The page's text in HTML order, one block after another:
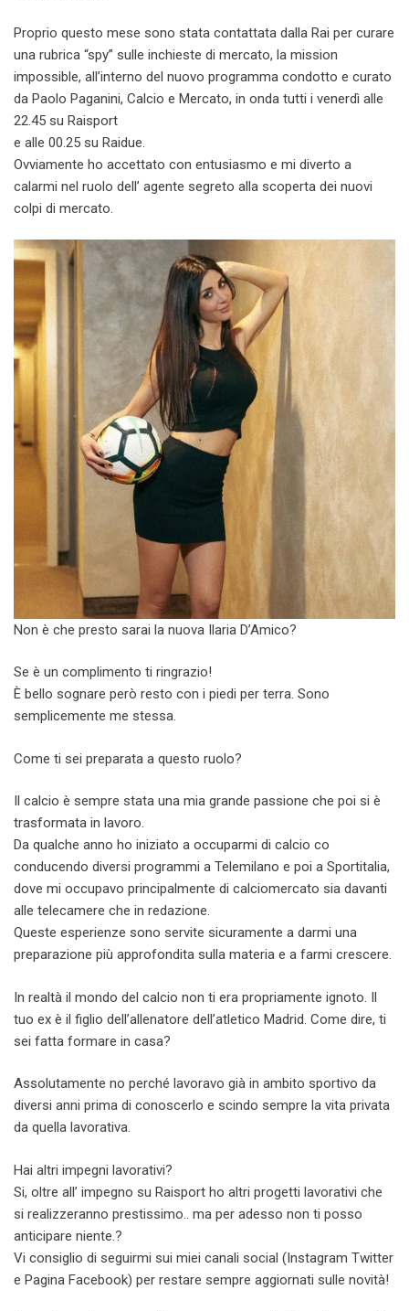
Proprio questo mese sono stata contattata dalla Rai per curare
una rubrica “spy” sulle inchieste di mercato, la mission
impossible, all’interno del nuovo programma condotto e curato
da Paolo Paganini, Calcio e Mercato, in onda tutti i venerdì alle
22.45 su Raisport
e alle 00.25 su Raidue.
Ovviamente ho accettato con entusiasmo e mi diverto a
calarmi nel ruolo dell’ agente segreto alla scoperta dei nuovi
colpi di mercato.
Non è che presto sarai la nuova Ilaria D’Amico?
Se è un complimento ti ringrazio!
È bello sognare però resto con i piedi per terra. Sono
semplicemente me stessa.
Come ti sei preparata a questo ruolo?
Il calcio è sempre stata una mia grande passione che poi si è
trasformata in lavoro.
Da qualche anno ho iniziato a occuparmi di calcio co
conducendo diversi programmi a Telemilano e poi a Sportitalia,
dove mi occupavo principalmente di calciomercato sia davanti
alle telecamere che in redazione.
Queste esperienze sono servite sicuramente a darmi una
preparazione più approfondita sulla materia e a farmi crescere.
In realtà il mondo del calcio non ti era propriamente ignoto. Il
tuo ex è il figlio dell’allenatore dell’atletico Madrid. Come dire, ti
sei fatta formare in casa?
Assolutamente no perché lavoravo già in ambito sportivo da
diversi anni prima di conoscerlo e scindo sempre la vita privata
da quella lavorativa.
Hai altri impegni lavorativi?
Si, oltre all’ impegno su Raisport ho altri progetti lavorativi che
si realizzeranno prestissimo.. ma per adesso non ti posso
anticipare niente.?
Vi consiglio di seguirmi sui miei canali social (Instagram Twitter
e Pagina Facebook) per restare sempre aggiornati sulle novità!